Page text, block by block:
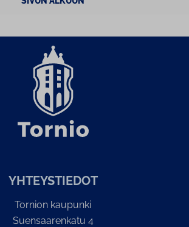
YH­TEYS­TIE­DOT
Tornion kaupunki
Suensaarenkatu 4